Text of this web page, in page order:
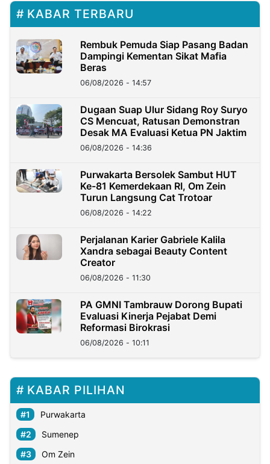
KABAR TERBARU
Rembuk Pemuda Siap Pasang Badan
Dampingi Kementan Sikat Mafia
Beras
06/08/2026 - 14:57
Dugaan Suap Ulur Sidang Roy Suryo
CS Mencuat, Ratusan Demonstran
Desak MA Evaluasi Ketua PN Jaktim
06/08/2026 - 14:36
Purwakarta Bersolek Sambut HUT
Ke-81 Kemerdekaan RI, Om Zein
Turun Langsung Cat Trotoar
06/08/2026 - 14:22
Perjalanan Karier Gabriele Kalila
Xandra sebagai Beauty Content
Creator
06/08/2026 - 11:30
PA GMNI Tambrauw Dorong Bupati
Evaluasi Kinerja Pejabat Demi
Reformasi Birokrasi
06/08/2026 - 10:11
KABAR PILIHAN
Purwakarta
Sumenep
Om Zein